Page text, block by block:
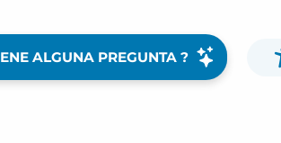
ALGUNA PREGUNTA ?